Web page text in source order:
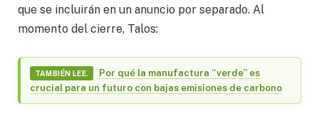
que se incluirán en un anuncio por separado. Al
momento del cierre, Talos:
TAMBIÉN LEE.
Por qué la manufactura “verde” es
crucial para un futuro con bajas emisiones de carbono